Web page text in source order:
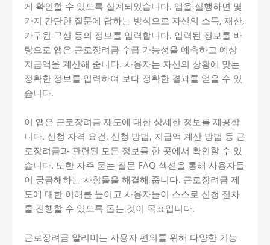
게 확인할 수 있도록 설계되었습니다. 앱을 실행하면 몇
가지 간단한 질문에 답하는 방식으로 자신의 소득, 재산,
가구원 구성 등의 정보를 입력합니다. 입력된 정보를 바
탕으로 앱은 근로장려금 수급 가능성을 예측하고 예상
지급액을 계산해 줍니다. 사용자는 자신의 상황에 맞는
정확한 정보를 입력하여 보다 정확한 결과를 얻을 수 있
습니다.
이 앱은 근로장려금 제도에 대한 상세한 정보를 제공합
니다. 신청 자격 요건, 신청 방법, 지급액 계산 방법 등 근
로장려금과 관련된 모든 정보를 한 곳에서 확인할 수 있
습니다. 또한 자주 묻는 질문 FAQ 섹션을 통해 사용자들
이 궁금해하는 사항들을 해결해 줍니다. 근로장려금 제
도에 대한 이해를 높이고 사용자들이 스스로 신청 절차
를 진행할 수 있도록 돕는 것이 목표입니다.
근로장려금 알리미는 사용자 편의를 위해 다양한 기능